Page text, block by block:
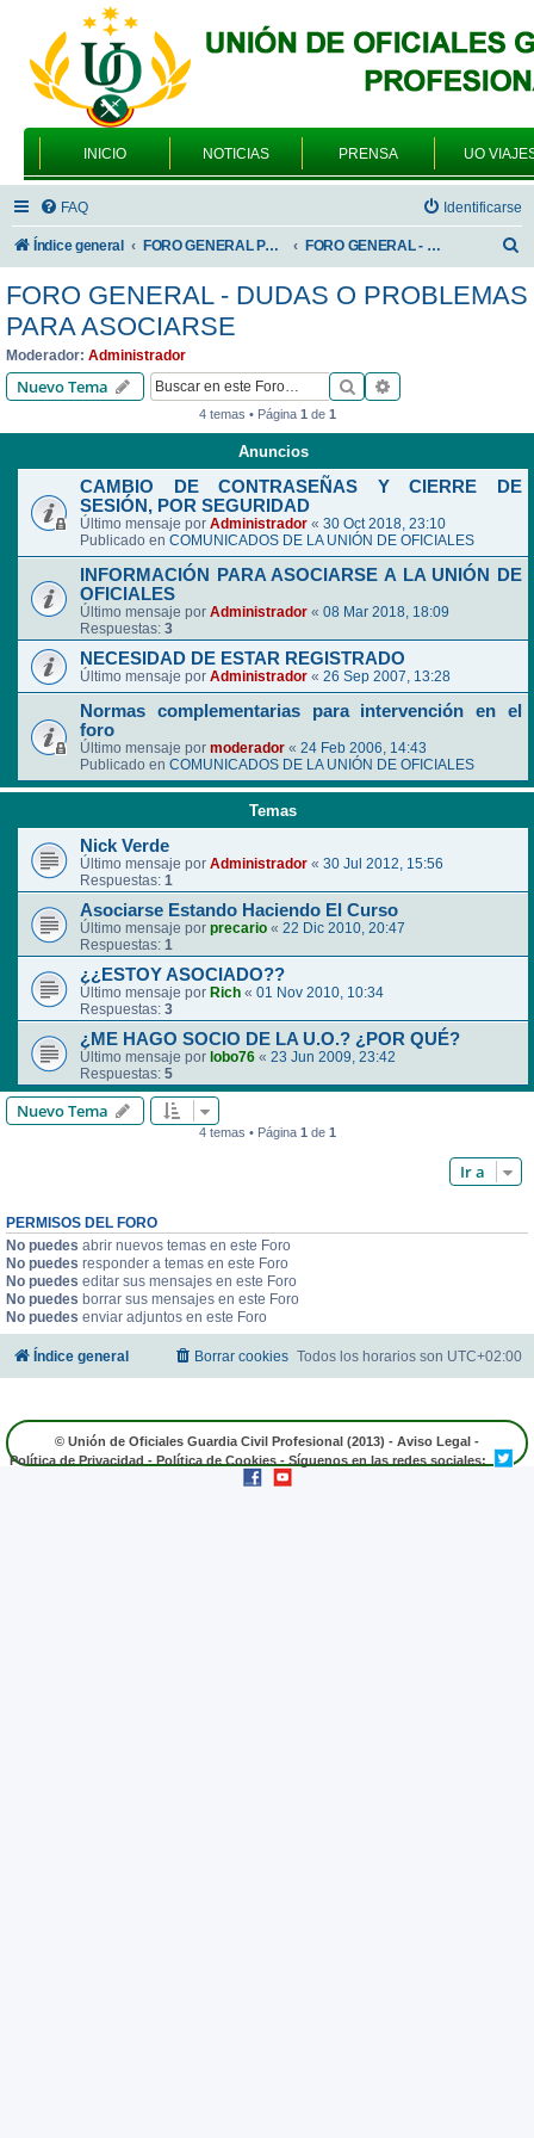
INICIO NOTICIAS PRENSA UO
FAQ Identificarse
Índice general FORO GENERAL PARA TODOS LOS USUARIOS FORO GENERAL - DUDAS O PROBLEMAS PARA ASOCIARSE
s
FORO GENERAL - DUDAS O PROBLEMAS
PARA ASOCIARSE
Moderador: Administrador
Nuevo Tema Buscar
4 temas • Página 1de 1
Anuncios
CAMBIO DE CONTRASEÑAS Y CIERRE DE
SESIÓN, POR SEGURIDAD
Último mensaje por Administrador « 30 Oct 2018, 23:10
Publicado en COMUNICADOS DE LA UNIÓN DE OFICIALES
INFORMACIÓN PARA ASOCIARSE A LA UNIÓN DE
OFICIALES
Último mensaje por Administrador « 08 Mar 2018, 18:09
Respuestas: 3
NECESIDAD DE ESTAR REGISTRADO
Último mensaje por Administrador « 26 Sep 2007, 13:28
Normas complementarias para intervención en el
foro
Último mensaje por moderador « 24 Feb 2006, 14:43
Publicado en COMUNICADOS DE LA UNIÓN DE OFICIALES
Temas
Nick Verde
Último mensaje por Administrador « 30 Jul 2012, 15:56
Respuestas: 1
Asociarse Estando Haciendo El Curso
Último mensaje por precario « 22 Dic 2010, 20:47
Respuestas: 1
¿¿ESTOY ASOCIADO??
Último mensaje por Rich « 01 Nov 2010, 10:34
Respuestas: 3
¿ME HAGO SOCIO DE LA U.O.? ¿POR QUÉ?
Último mensaje por lobo76 « 23 Jun 2009, 23:42
Respuestas: 5
Nuevo Tema
4 temas • Página 1de 1
Ir a
PERMISOS DEL FORO
No puedes abrir nuevos temas en este Foro
No puedes responder a temas en este Foro
No puedes editar sus mensajes en este Foro
No puedes borrar sus mensajes en este Foro
No puedes enviar adjuntos en este Foro
Índice general Todos los horarios son UTC+02:00
Borrar cookies
© Unión de Oficiales Guardia Civil Profesional (2013) - Aviso Legal -
Política de Privacidad-Política de Cookies- Síguenos en las redes sociales: